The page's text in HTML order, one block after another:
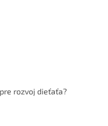
rozvoj dieťaťa?